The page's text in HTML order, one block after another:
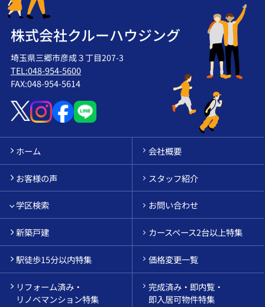
株式会社クルーハウジング
埼玉県三郷市彦成３丁目207-3
TEL:048-954-5600
FAX:048-954-5614
ホーム 会社概要
お客様の声 スタッフ紹介
学区検索 お問い合わせ
新築戸建 カースペース2台以上特集
駅徒歩15分以内特集 価格変更一覧
リフォーム済み・
リノベマンション特集
完成済み・即内覧・
即入居可物件特集